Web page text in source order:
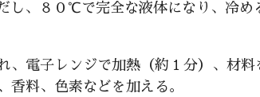
、８０℃で完全な液体になり、冷め
、電子レンジで加熱（約１分）、材料
香料、色素などを加える。